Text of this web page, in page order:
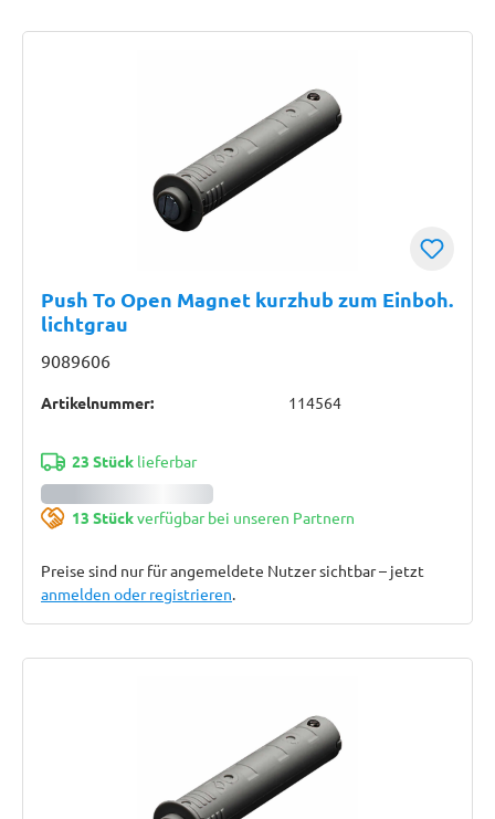
Push To Open Magnet kurzhub zum Einboh.
lichtgrau
9089606
Artikelnummer: 114564
23 Stücklieferbar
13 Stückverfügbar bei unseren Partnern
Preise sind nur für angemeldete Nutzer sichtbar – jetzt
anmelden oder registrieren.